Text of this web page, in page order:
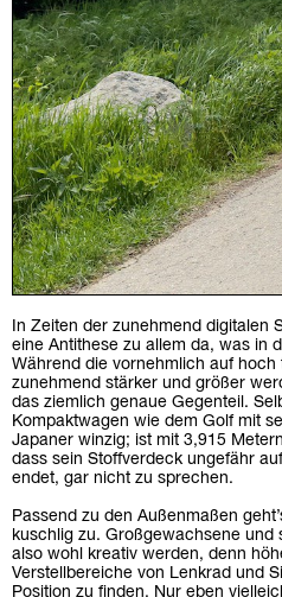
In Zeiten der zunehmend digitalen
eine Antithese zu allem da, was in
Während die vornehmlich auf
zunehmend stärker und größer
das ziemlich genaue Gegenteil.
Kompaktwagen wie dem Golf mit
Japaner winzig; ist mit 3,915
dass sein Stoffverdeck ungefähr
endet, gar nicht zu sprechen.
Passend zu den Außenmaßen
kuschlig zu. Großgewachsene und
also wohl kreativ werden, denn
Verstellbereiche von Lenkrad und
Position zu finden. Nur eben